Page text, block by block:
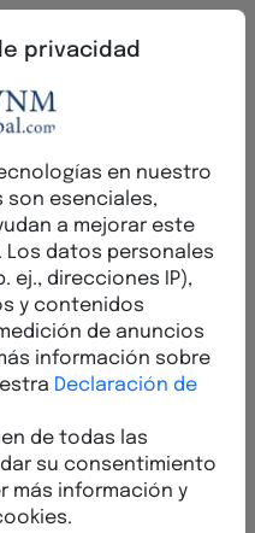
am ig
teado
conecta
enlace personal de
socios o
privacidad
en nuestro
son esenciales,
a mejorar este
Los datos personales
ej., direcciones IP),
y contenidos
de anuncios
información sobre
Declaración de
de todas las
su consentimiento
más información y